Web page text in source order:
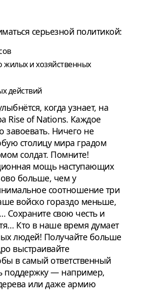
серьезной политикой:
жилых и хозяйственных
действий
когда узнает, на
Rise of Nations. Каждое
завоевать. Ничего не
столицу мира градом
солдат. Помните!
мощь наступающих
больше, чем у
соотношение три
войско гораздо меньше,
Сохраните свою честь и
Кто в наше время думает
людей! Получайте больше
выстраивайте
в самый ответственный
поддержку — например,
или даже армию